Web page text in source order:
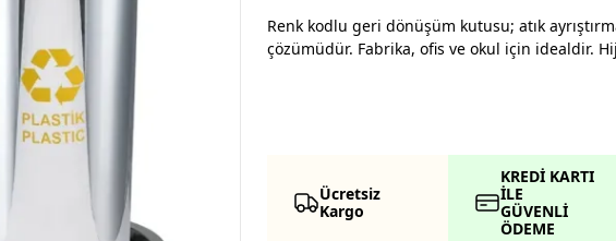
Renk kodlu geri dönüşüm kutusu; atık
çözümüdür. Fabrika, ofis ve okul için idealdir.
Ücretsiz
Kargo
KREDİ KARTI
İLE
GÜVENLİ
ÖDEME